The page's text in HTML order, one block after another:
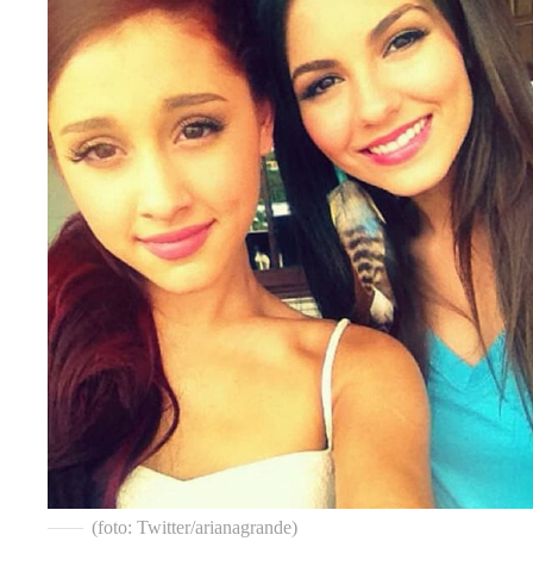
(foto: Twitter/arianagrande)